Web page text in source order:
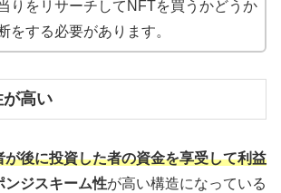
りをリサーチしてNFTを買うかどうか
をする必要があります。
高い
が後に投資した者の資金を享受して利益
ンジスキーム性が高い構造になっている